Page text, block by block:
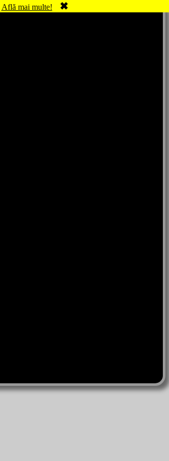
Află mai multe! ✖